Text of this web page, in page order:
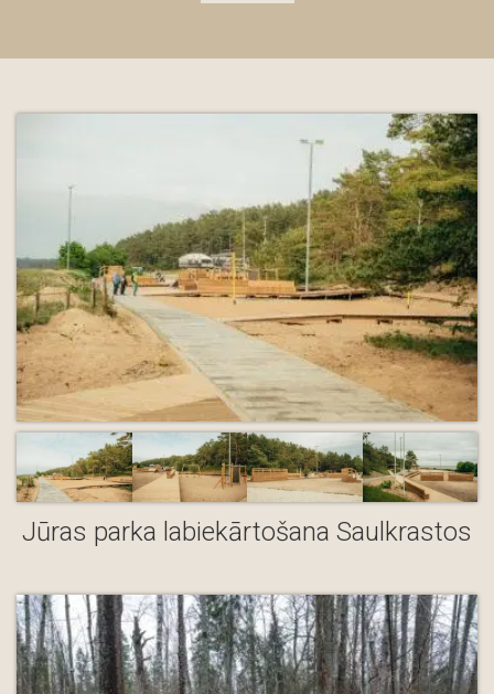
Jūras parka labiekārtošana Saulkrastos